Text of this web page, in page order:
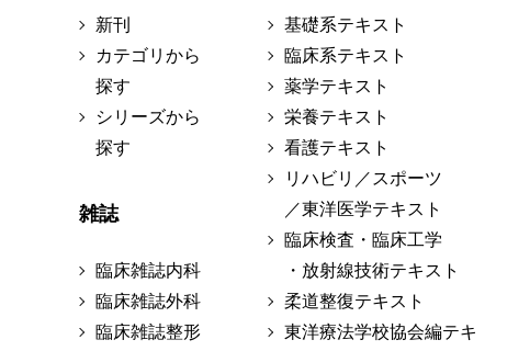
新刊
カテゴリから
探す
シリーズから
探す
雑誌
臨床雑誌内科
臨床雑誌外科
臨床雑誌整形
基礎系テキスト
臨床系テキスト
薬学テキスト
栄養テキスト
看護テキスト
リハビリ／スポーツ
／東洋医学テキスト
臨床検査・臨床工学
・放射線技術テキスト
柔道整復テキスト
東洋療法学校協会編テキ